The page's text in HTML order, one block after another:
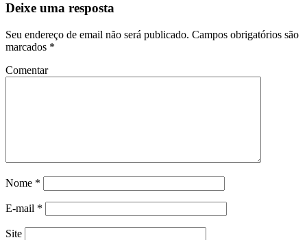
Deixe uma resposta
Seu endereço de email não será publicado. Campos obrigatórios são
marcados *
Comentar
Nome *
E-mail *
Site